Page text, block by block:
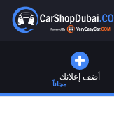
أضف إعلانك
مجاناً